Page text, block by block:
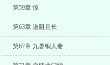
第59章 惊
第63章 道阻且长
第67章 九兽铜人巷